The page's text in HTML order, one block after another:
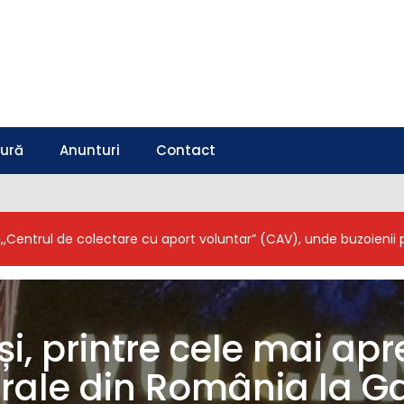
Anunturi Contact
de colectare cu aport voluntar” (CAV), unde buzoienii
printre cele mai
din România la